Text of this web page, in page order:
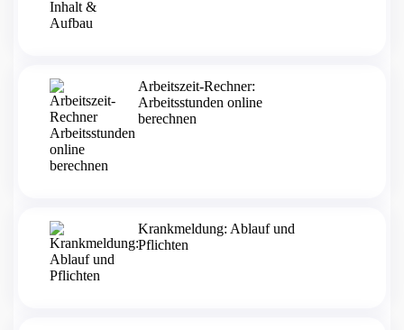
Arbeitszeit-Rechner:
Arbeitsstunden online
berechnen
Krankmeldung: Ablauf und
Pflichten